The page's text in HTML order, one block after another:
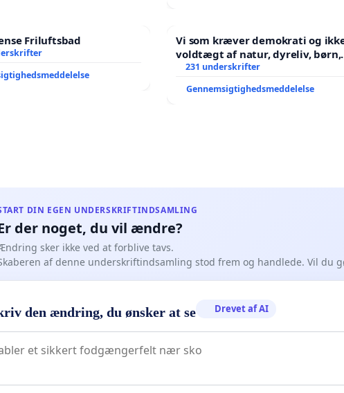
Friluftsbad
Vi som kræver demokrati og
voldtægt af natur, dyreliv, børn,
unge Borgene har sagt NEJ i
231 underskrifter
Gennemsigtighedsmeddelelse
DIN EGEN UNDERSKRIFTINDSAMLING
der noget, du vil ændre?
sker ikke ved at forblive tavs.
af denne underskriftindsamling stod frem og handlede. Vil du
den ændring, du ønsker at se Drevet af AI